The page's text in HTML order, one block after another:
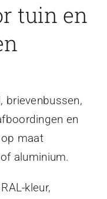
tuin en
brievenbussen,
en
maat
aluminium.
kleur,